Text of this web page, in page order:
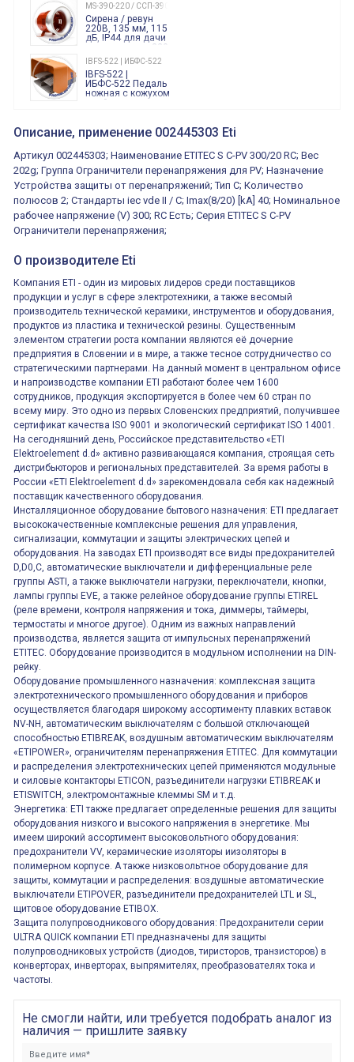
Finder
86.00.0.240.0000
MS-390-220 / ССП-390 220В
Сирена / ревун
220В, 135 мм, 115
дБ, IP44 для дачи
производства 220
Вольт звук ситены
"пожарная
тревога"
IBFS-522 | ИБФС-522
IBFS-522 |
ИБФС-522 Педаль
ножная с кожухом
двойная,
15Ампер 250В
XVR13M05L
Маячок
оранжевый
230VAC 130мм
ВКН8108
ВКН8108
Концевой
выключатель /
выключатель
путевой,
алюминиевый
800202300000С | 80 02 0 230 0000 С
реле времени
функций/режимов
Описание, применение 002445303 Eti
Артикул 002445303; Наименование ETITEC S C-PV 300/20 RC; Вес
202g; Группа Ограничители перенапряжения для PV; Назначение
Устройства защиты от перенапряжений; Тип C; Количество
полюсов 2; Стандарты iec vde II / C; Imax(8/20) [kA] 40; Номинальное
рабочее напряжение (V) 300; RC Есть; Серия ETITEC S C-PV
Ограничители перенапряжения;
О производителе Eti
Компания ETI - один из мировых лидеров среди поставщиков
продукции и услуг в сфере электротехники, а также весомый
производитель технической керамики, инструментов и оборудования,
продуктов из пластика и технической резины. Существенным
элементом стратегии роста компании являются её дочерние
предприятия в Словении и в мире, а также тесное сотрудничество со
стратегическими партнерами. На данный момент в центральном офисе
и напроизводстве компании ETI работают более чем 1600
сотрудников, продукция экспортируется в более чем 60 стран по
всему миру. Это одно из первых Словенских предприятий, получившее
сертификат качества ISO 9001 и экологический сертификат ISO 14001.
На сегодняшний день, Российское представительство «ETI
Elektroelement d.d» активно развивающаяся компания, строящая сеть
дистрибьюторов и региональных представителей. За время работы в
России «ETI Elektroelement d.d» зарекомендовала себя как надежный
поставщик качественного оборудования.
Инсталляционное оборудование бытового назначения: ETI предлагает
высококачественные комплексные решения для управления,
сигнализации, коммутации и защиты электрических цепей и
оборудования. На заводах ETI производят все виды предохранителей
D,D0,C, автоматические выключатели и дифференциальные реле
группы ASTI, а также выключатели нагрузки, переключатели, кнопки,
лампы группы EVE, а также релейное оборудование группы ETIREL
(реле времени, контроля напряжения и тока, диммеры, таймеры,
термостаты и многое другое). Одним из важных направлений
производства, является защита от импульсных перенапряжений
ETITEC. Оборудование производится в модульном исполнении на DIN-
рейку.
Оборудование промышленного назначения: комплексная защита
электротехнического промышленного оборудования и приборов
осуществляется благодаря широкому ассортименту плавких вставок
NV-NH, автоматическим выключателям с большой отключающей
способностью ETIBREAK, воздушным автоматическим выключателям
«ETIPOWER», ограничителям перенапряжения ETITEC. Для коммутации
и распределения электротехнических цепей применяются модульные
и силовые контакторы ETICON, разъединители нагрузки ETIBREAK и
ETISWITCH, электромонтажные клеммы SM и т.д.
Энергетика: ETI также предлагает определенные решения для защиты
оборудования низкого и высокого напряжения в энергетике. Мы
имеем широкий ассортимент высоковольтного оборудования:
предохранители VV, керамические изоляторы иизоляторы в
полимерном корпусе. А также низковольтное оборудование для
защиты, коммутации и распределения: воздушные автоматические
выключатели ETIPOVER, разъединители предохранителей LTL и SL,
щитовое оборудование ETIBOX.
Защита полупроводникового оборудования: Предохранители серии
ULTRA QUICK компании ETI предназначены для защиты
полупроводниковых устройств (диодов, тиристоров, транзисторов) в
конверторах, инверторах, выпрямителях, преобразователях тока и
частоты.
Не смогли найти, или требуется подобрать аналог из
наличия — пришлите заявку